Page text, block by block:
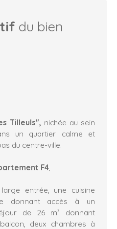
du bien
Tilleuls", nichée au sein
un quartier calme et
du centre-ville.
F4
entrée, une cuisine
donnant accès à un
de 26 m² donnant
deux chambres à